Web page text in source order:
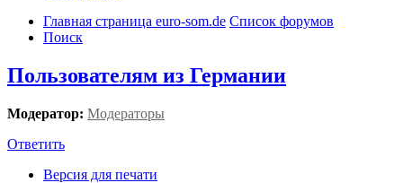
Главная страница euro-som.de Список форумов
Поиск
Пользователям из Германии
Модератор: Модераторы
Ответить
Версия для печати